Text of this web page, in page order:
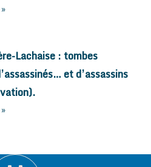
Lachaise : tombes
et d’assassins